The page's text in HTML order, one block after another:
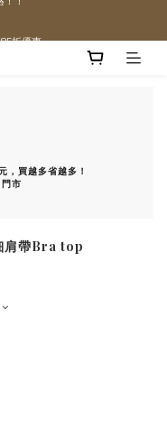
折優惠」
！
買越多省越多！
門市
肩帶Bra top